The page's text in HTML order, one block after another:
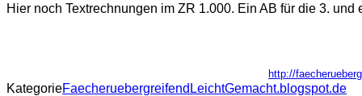
Hier noch Textrechnungen im ZR 1.000. Ein AB für die 3.
http://
KategorieFaecheruebergreifendLeichtGemacht.blogspot.de